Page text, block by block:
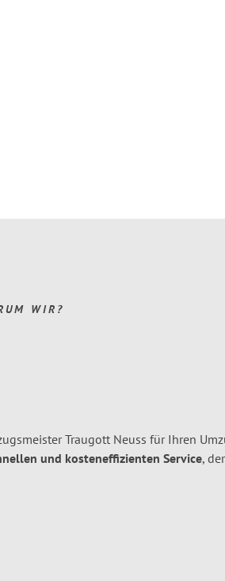
WIR?
Traugott Neuss für Ihren
und kosteneffizienten Service,